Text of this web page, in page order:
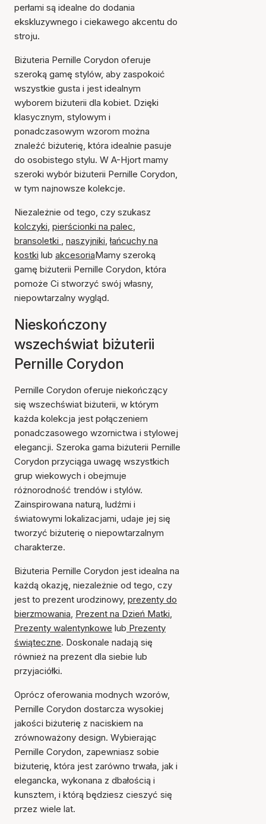
perłami są idealne do dodania
ekskluzywnego i ciekawego akcentu do
stroju.
Biżuteria Pernille Corydon oferuje
szeroką gamę stylów, aby zaspokoić
wszystkie gusta i jest idealnym
wyborem biżuterii dla kobiet. Dzięki
klasycznym, stylowym i
ponadczasowym wzorom można
znaleźć biżuterię, która idealnie pasuje
do osobistego stylu. W A-Hjort mamy
szeroki wybór biżuterii Pernille Corydon,
w tym najnowsze kolekcje.
Niezależnie od tego, czy szukasz
kolczyki, pierścionki na palec,
bransoletki , naszyjniki,łańcuchy na
kostki lub akcesoriaMamy szeroką
gamę biżuterii Pernille Corydon, która
pomoże Ci stworzyć swój własny,
niepowtarzalny wygląd.
Nieskończony
wszechświat biżuterii
Pernille Corydon
Pernille Corydon oferuje niekończący
się wszechświat biżuterii, w którym
każda kolekcja jest połączeniem
ponadczasowego wzornictwa i stylowej
elegancji. Szeroka gama biżuterii Pernille
Corydon przyciąga uwagę wszystkich
grup wiekowych i obejmuje
różnorodność trendów i stylów.
Zainspirowana naturą, ludźmi i
światowymi lokalizacjami, udaje jej się
tworzyć biżuterię o niepowtarzalnym
charakterze.
Biżuteria Pernille Corydon jest idealna na
każdą okazję, niezależnie od tego, czy
jest to prezent urodzinowy, prezenty do
bierzmowania, Prezent na Dzień Matki,
Prezenty walentynkowe lub Prezenty
świąteczne. Doskonale nadają się
również na prezent dla siebie lub
przyjaciółki.
Oprócz oferowania modnych wzorów,
Pernille Corydon dostarcza wysokiej
jakości biżuterię z naciskiem na
zrównoważony design. Wybierając
Pernille Corydon, zapewniasz sobie
biżuterię, która jest zarówno trwała, jak i
elegancka, wykonana z dbałością i
kunsztem, i którą będziesz cieszyć się
przez wiele lat.